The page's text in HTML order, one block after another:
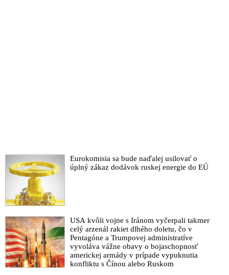
spochybňujú správnosť vyšetrovania okolností úmrtia
organizátora organizátora globálnej pedofilnej siete
VIDEO: Americká ministerka spravodlivosti Pamela Bondiová
a riaditeľ FBI Kash Patel zamietli kauzu organizátora
pedofilnej siete Jeffreyho Epstein pod koberec. Zoznam jeho
nezabil. Právnička a poradkyňa prezidenta USA Donalda
Trumpa však začiatkom roku vyhlásila, že k dispozícii sú
všetky dôkazy, aby sa prípad dostal pred súd a klienti boli
obvinení
FBI zverejnila výsledky vyšetrovania smrti Jeffreyho Epsteina.
Eurokomisia sa bude naďalej usilovať o
úplný zákaz dodávok ruskej energie do EÚ
USA kvôli vojne s Iránom vyčerpali takmer
celý arzenál rakiet dlhého doletu, čo v
Pentagóne a Trumpovej administratíve
vyvoláva vážne obavy o bojaschopnosť
americkej armády v prípade vypuknutia
konfliktu s Čínou alebo Ruskom